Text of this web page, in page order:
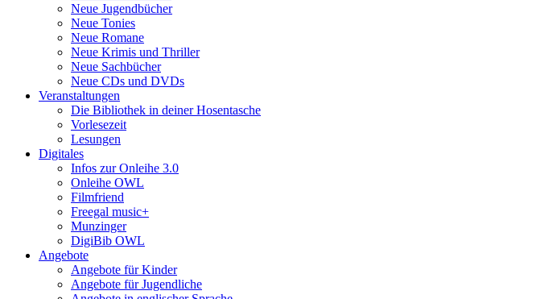
Neue Jugendbücher
Neue Tonies
Neue Romane
Neue Krimis und Thriller
Neue Sachbücher
Neue CDs und DVDs
Veranstaltungen
Die Bibliothek in deiner Hosentasche
Vorlesezeit
Lesungen
Digitales
Infos zur Onleihe 3.0
Onleihe OWL
Filmfriend
Freegal music+
Munzinger
DigiBib OWL
Angebote
Angebote für Kinder
Angebote für Jugendliche